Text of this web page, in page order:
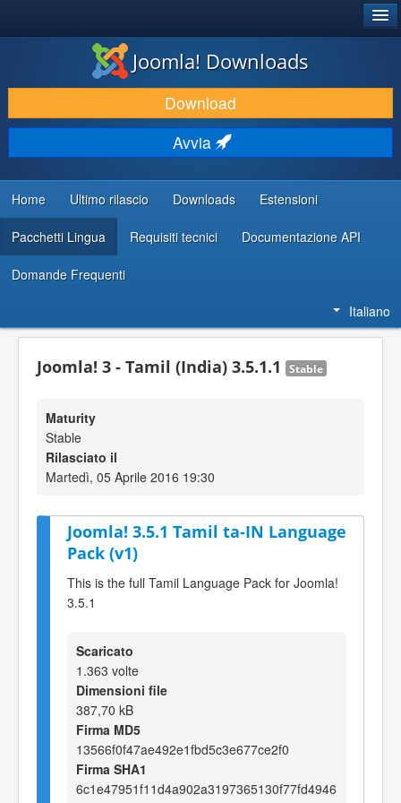
SCARICA & ESTENDI
SCOPRI & IMPARA
COMUNITÀ & SUPPORTO
RISORSE PER SVILUPPATORI
Joomla! Downloads
Download
Avvia
Home Ultimo rilascio Downloads Estensioni
Pacchetti Lingua Requisiti tecnici Documentazione API
Domande Frequenti
Italiano
Joomla! 3 - Tamil (India) 3.5.1.1 Stable
Maturity
Stable
Rilasciato il
Martedì, 05 Aprile 2016 19:30
Joomla! 3.5.1 Tamil ta-IN Language
Pack (v1)
This is the full Tamil Language Pack for Joomla!
3.5.1
Scaricato
1.363 volte
Dimensioni file
387,70 kB
Firma MD5
13566f0f47ae492e1fbd5c3e677ce2f0
Firma SHA1
6c1e47951f11d4a902a3197365130f77fd4946